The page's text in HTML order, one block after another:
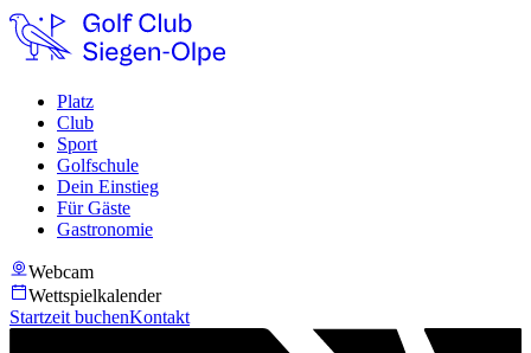
Platz
Club
Sport
Golfschule
Dein Einstieg
Für Gäste
Gastronomie
Webcam
Wettspielkalender
Startzeit buchenKontakt